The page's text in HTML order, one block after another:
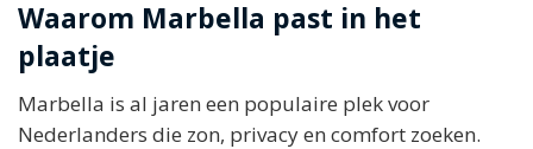
Waarom Marbella past in het
plaatje
Marbella is al jaren een populaire plek voor
Nederlanders die zon, privacy en comfort zoeken.